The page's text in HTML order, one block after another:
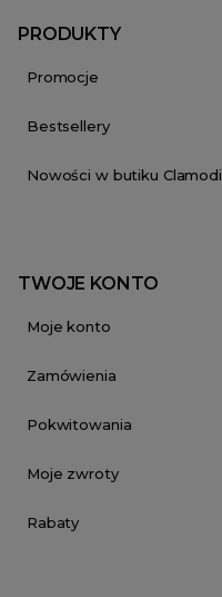
PRODUKTY
Promocje
Bestsellery
Nowości w butiku Clamodi
TWOJE KONTO
Moje konto
Zamówienia
Pokwitowania
Moje zwroty
Rabaty